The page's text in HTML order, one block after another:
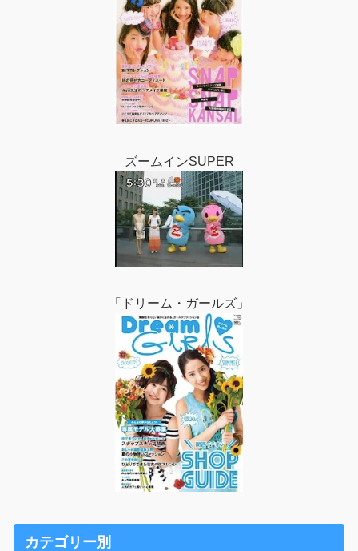
ズームインSUPER
「ドリーム・ガールズ」
カテゴリー別